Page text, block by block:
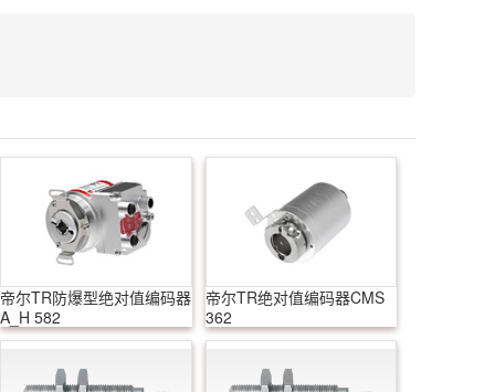
帝尔TR防爆型绝对值编码器
A_H 582
帝尔TR绝对值编码器CMS
362